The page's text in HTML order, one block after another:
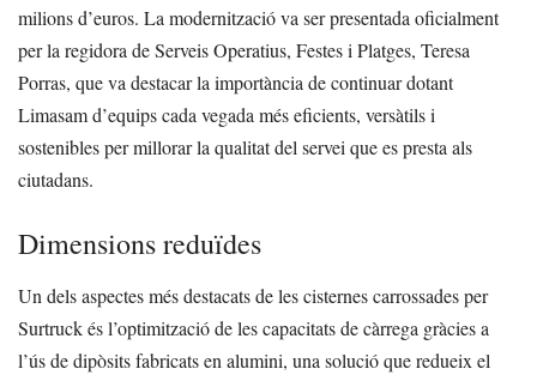
milions d’euros. La modernització va ser presentada oficialment
per la regidora de Serveis Operatius, Festes i Platges, Teresa
Porras, que va destacar la importància de continuar dotant
Limasam d’equips cada vegada més eficients, versàtils i
sostenibles per millorar la qualitat del servei que es presta als
ciutadans.
Dimensions reduïdes
Un dels aspectes més destacats de les cisternes carrossades per
Surtruck és l’optimització de les capacitats de càrrega gràcies a
l’ús de dipòsits fabricats en alumini, una solució que redueix el